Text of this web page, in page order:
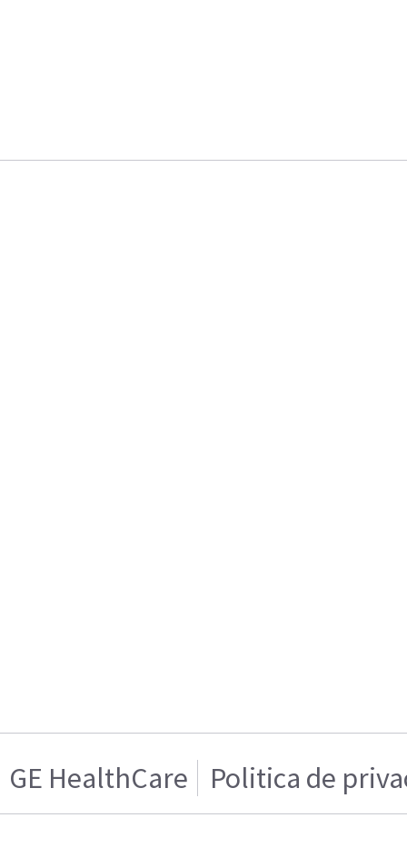
GE HealthCare Politica de